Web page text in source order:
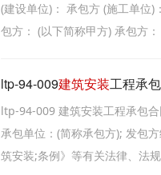
(建设单位)： 承包方 (施工单位
包方： (以下简称甲方) 承包方
ltp-94-009建筑安装工程承
ltp-94-009 建筑安装工程承包
承包单位：(简称承包方); 发包
筑安装;条例》等有关法律、法